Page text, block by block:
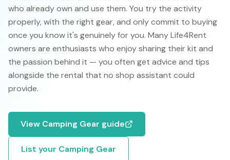
who already own and use them. You try the activity
properly, with the right gear, and only commit to buying
once you know it's genuinely for you. Many Life4Rent
owners are enthusiasts who enjoy sharing their kit and
the passion behind it — you often get advice and tips
alongside the rental that no shop assistant could
provide.
View Camping Gear guide
List your Camping Gear